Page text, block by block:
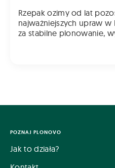
Rzepak ozimy od lat
najważniejszych upraw w
za stabilne plonowanie,
jako świetnego
POZNAJ PLONOVO
Jak to działa?